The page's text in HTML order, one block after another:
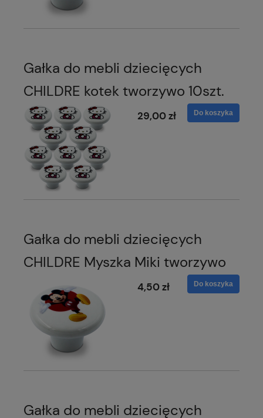
Gałka do mebli dziecięcych
CHILDRE kotek tworzywo 10szt.
29,00 zł Do koszyka
Gałka do mebli dziecięcych
CHILDRE Myszka Miki tworzywo
4,50 zł Do koszyka
Gałka do mebli dziecięcych